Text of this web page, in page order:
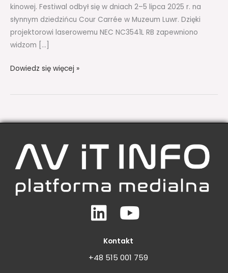
kinowej. Festiwal odbył się w dniach 2–5 lipca 2025 r. na
słynnym dziedzińcu Cour Carrée w Muzeum Luwr. Dzięki
projektorowi laserowemu NEC NC3541L RB zapewniono
widzom […]
Dowiedz się więcej »
LinkedinYoutube
Kontakt
+48 515 001 759